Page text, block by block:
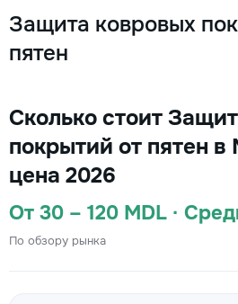
Защита ковровых
пятен
Сколько стоит
покрытий от пятен
цена 2026
От 30 – 120 MDL ·
По обзору рынка